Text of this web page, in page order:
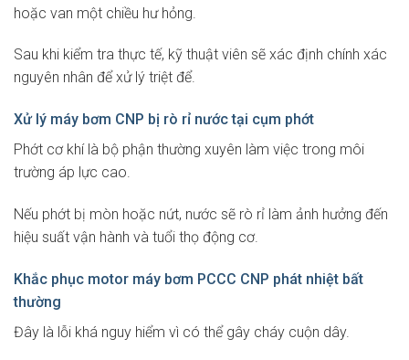
hoặc van một chiều hư hỏng.
Sau khi kiểm tra thực tế, kỹ thuật viên sẽ xác định chính xác
nguyên nhân để xử lý triệt để.
Xử lý máy bơm CNP bị rò rỉ nước tại cụm phớt
Phớt cơ khí là bộ phận thường xuyên làm việc trong môi
trường áp lực cao.
Nếu phớt bị mòn hoặc nứt, nước sẽ rò rỉ làm ảnh hưởng đến
hiệu suất vận hành và tuổi thọ động cơ.
Khắc phục motor máy bơm PCCC CNP phát nhiệt bất
thường
Đây là lỗi khá nguy hiểm vì có thể gây cháy cuộn dây.